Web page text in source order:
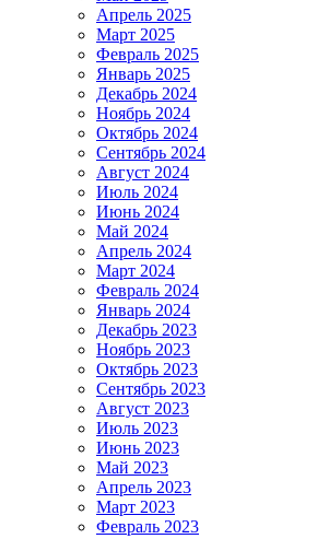
Апрель 2025
Март 2025
Февраль 2025
Январь 2025
Декабрь 2024
Ноябрь 2024
Октябрь 2024
Сентябрь 2024
Август 2024
Июль 2024
Июнь 2024
Май 2024
Апрель 2024
Март 2024
Февраль 2024
Январь 2024
Декабрь 2023
Ноябрь 2023
Октябрь 2023
Сентябрь 2023
Август 2023
Июль 2023
Июнь 2023
Май 2023
Апрель 2023
Март 2023
Февраль 2023